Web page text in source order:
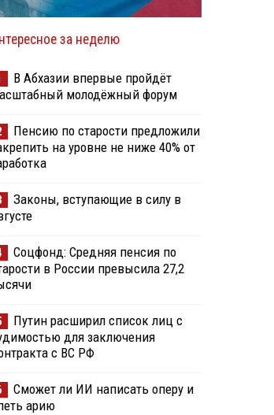
за неделю
В Абхазии впервые пройдёт
молодёжный форум
Пенсию по старости предложили
на уровне не ниже 40% от
Законы, вступающие в силу в
Соцфонд: Средняя пенсия по
в России превысила 27,2
Путин расширил список лиц с
для заключения
с ВС РФ
Сможет ли ИИ написать оперу и
арию